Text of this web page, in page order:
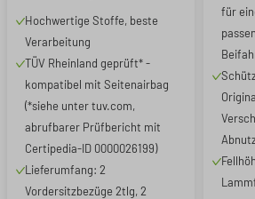
Hochwertige Stoffe, beste
Verarbeitung
TÜV Rheinland geprüft* -
kompatibel mit Seitenairbag
(*siehe unter tuv.com,
abrufbarer Prüfbericht mit
Certipedia-ID 0000026199)
Lieferumfang: 2
Vordersitzbezüge 2tlg, 2
für